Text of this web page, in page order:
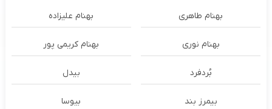
بهنام طاهری بهنام علیزاده
بهنام نوری بهنام کریمی پور
بُردفرد بیدل
بیمرز بند بیوسا